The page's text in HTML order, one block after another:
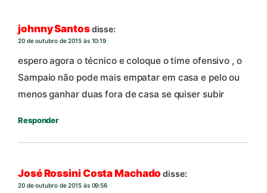
johnny Santosdisse:
20 de outubro de 2015 às 10:19
espero agora o técnico e coloque o time ofensivo , o
Sampaio não pode mais empatar em casa e pelo ou
menos ganhar duas fora de casa se quiser subir
Responder
José Rossini Costa Machado disse:
20 de outubro de 2015 às 09:56